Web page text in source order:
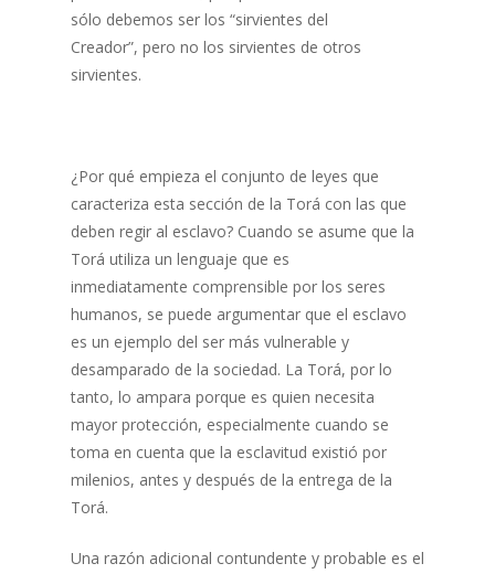
sólo debemos ser los “sirvientes del
Creador”, pero no los sirvientes de otros
sirvientes.
¿Por qué empieza el conjunto de leyes que
caracteriza esta sección de la Torá con las que
deben regir al esclavo? Cuando se asume que la
Torá utiliza un lenguaje que es
inmediatamente comprensible por los seres
humanos, se puede argumentar que el esclavo
es un ejemplo del ser más vulnerable y
desamparado de la sociedad. La Torá, por lo
tanto, lo ampara porque es quien necesita
mayor protección, especialmente cuando se
toma en cuenta que la esclavitud existió por
milenios, antes y después de la entrega de la
Torá.
Una razón adicional contundente y probable es el